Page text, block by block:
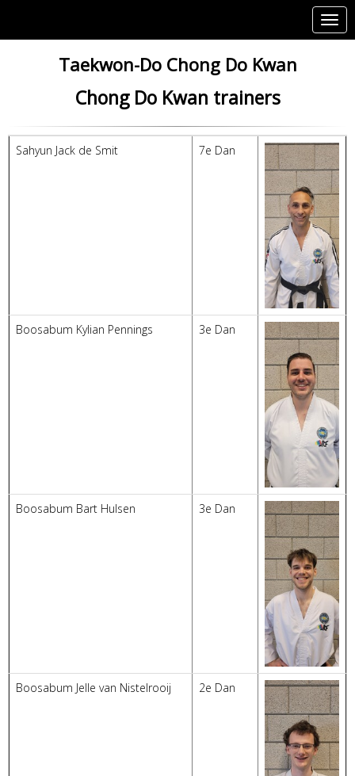
Taekwon-Do Chong Do Kwan
Chong Do Kwan trainers
Sahyun Jack de Smit 7e Dan
Boosabum Kylian Pennings 3e Dan
Boosabum Bart Hulsen 3e Dan
Boosabum Jelle van Nistelrooij 2e Dan